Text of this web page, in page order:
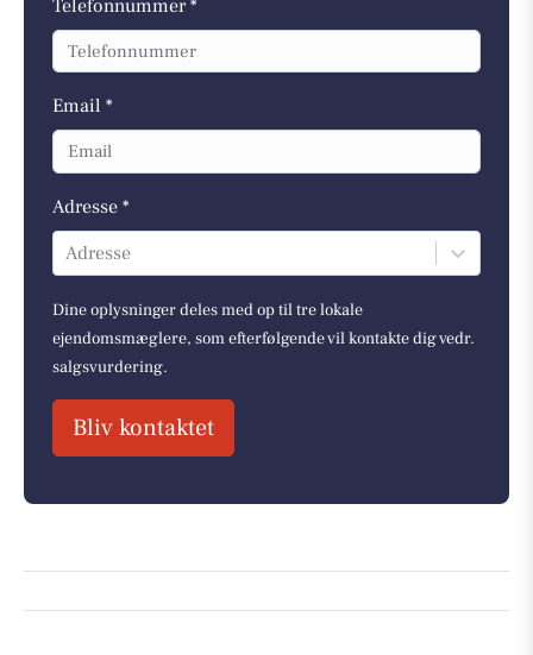
Telefonnummer *
Email *
Adresse *
Adresse
Dine oplysninger deles med op til tre lokale
ejendomsmæglere, som efterfølgende vil kontakte dig vedr.
salgsvurdering.
Bliv kontaktet